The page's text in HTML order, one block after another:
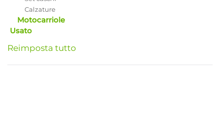
Calzature
Motocarriole
Usato
Reimposta tutto